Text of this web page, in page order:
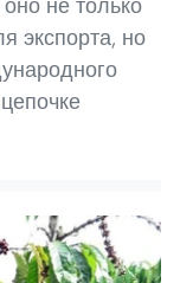
не только
экспорта, но